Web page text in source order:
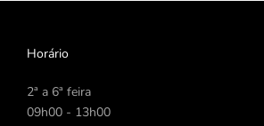
Horário
2ª a 6ª feira
09h00 - 13h00